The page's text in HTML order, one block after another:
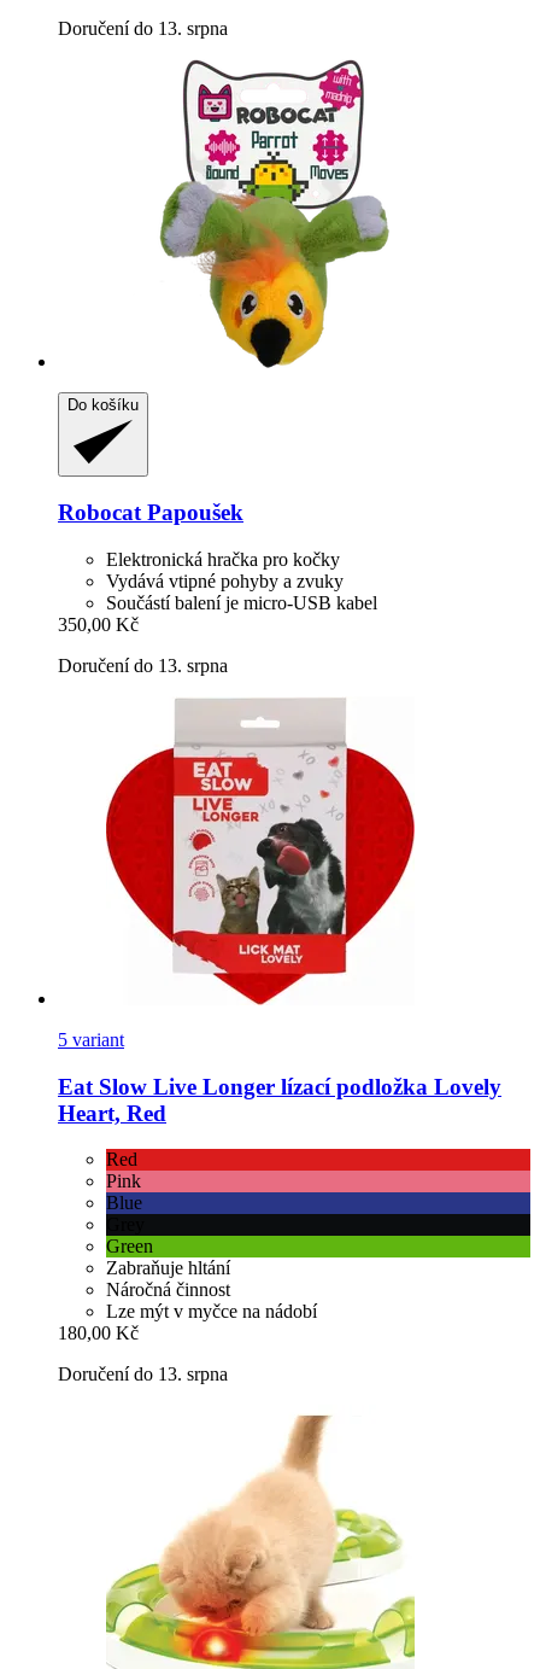
Doručení do 13. srpna
Do košíku
Robocat Papoušek
Elektronická hračka pro kočky
Vydává vtipné pohyby a zvuky
Součástí balení je micro-USB kabel
350,00 Kč
Doručení do 13. srpna
5 variant
Eat Slow Live Longer lízací podložka Lovely
Heart, Red
Red
Pink
Blue
Green
Zabraňuje hltání
Náročná činnost
Lze mýt v myčce na nádobí
180,00 Kč
Doručení do 13. srpna